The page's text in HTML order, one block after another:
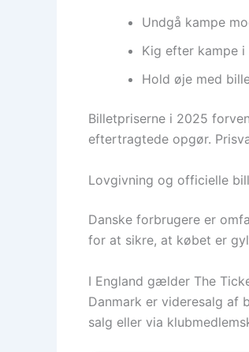
Undgå kampe
Kig efter kampe
Hold øje med
Billetpriserne i 2025
eftertragtede opgør.
Lovgivning og officielle
Danske forbrugere er
for at sikre, at købet er
I England gælder The
Danmark er videresalg af
salg eller via